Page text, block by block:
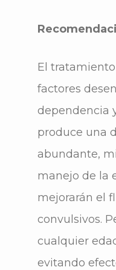
El
factores
dependencia
produce una
abundante,
manejo de la
mejorarán el
convulsivos.
cualquier
evitando